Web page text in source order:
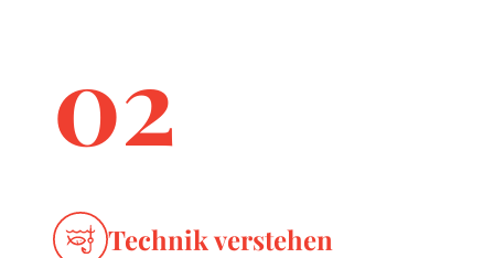
02
Technik verstehen